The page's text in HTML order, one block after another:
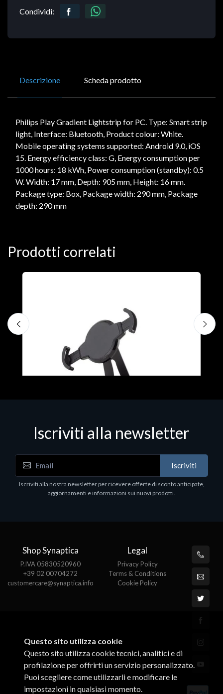
Condividi:
Descrizione Scheda prodotto
Philips Play Gradient Lightstrip for PC. Type: Smart strip
light, Interface: Bluetooth, Product colour: White.
Mobile operating systems supported: Android 9.0, iOS
15. Energy efficiency class: G, Energy consumption per
1000 hours: 18 kWh, Power consumption (standby): 0.5
W. Width: 17 mm, Depth: 905 mm, Height: 16 mm.
Package type: Box, Package width: 290 mm, Package
depth: 290 mm
Prodotti correlati
EPSON TABLET STAND, BLACK. Porta tablet
Epson, solido in metallo, orientabile in tre assi.
Adatto a tutti i tablet.
Iscriviti alla newsletter
Iscriviti
Iscriviti alla nostra newsletter per ricevere offerte di sconto anticipate,
aggiornamenti e informazioni sui nuovi prodotti.
Shop Synaptica
P.IVA 05830520960
+39 02 00704272
customercare@synaptica.info
Legal
Privacy Policy
Terms & Conditions
Cookie Policy
Questo sito utilizza cookie
Questo sito utilizza cookie tecnici, analitici e di
profilazione per offrirti un servizio personalizzato.
Puoi scegliere come utilizzarli e modificare le
impostazioni in qualsiasi momento.